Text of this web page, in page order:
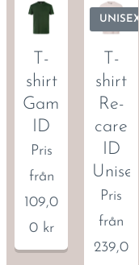
T-
shirt
Game
ID
Pris
från
109,0
0kr
T-
shirt
Re-
care
ID
Unisex
UNISEX
Pris
från
239,0